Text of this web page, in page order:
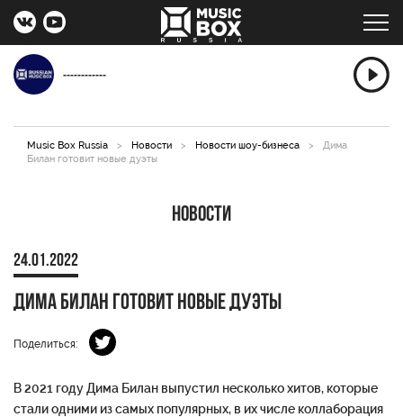
------------
Music Box Russia > Новости > Новости шоу-бизнеса >
Дима
Билан готовит новые дуэты
Новости
24.01.2022
Дима Билан готовит новые дуэты
Поделиться:
В 2021 году Дима Билан выпустил несколько хитов, которые
стали одними из самых популярных, в их числе коллаборация